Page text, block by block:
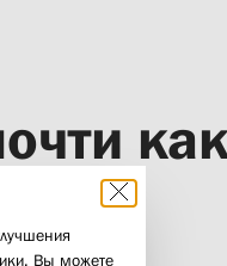
Вы можете